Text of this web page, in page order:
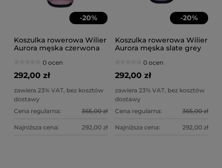
-20%
Koszulka rowerowa Wilier
Aurora męska czerwona
0 ocen
292,00 zł
zawiera 23% VAT, bez kosztów
dostawy
Cena regularna:
365,00 zł
Najniższa cena: 292,00 zł
-20%
Koszulka rowerowa Wilier
Aurora męska slate grey
0 ocen
292,00 zł
zawiera 23% VAT, bez kosztów
dostawy
Cena regularna:
365,00 zł
Najniższa cena: 292,00 zł